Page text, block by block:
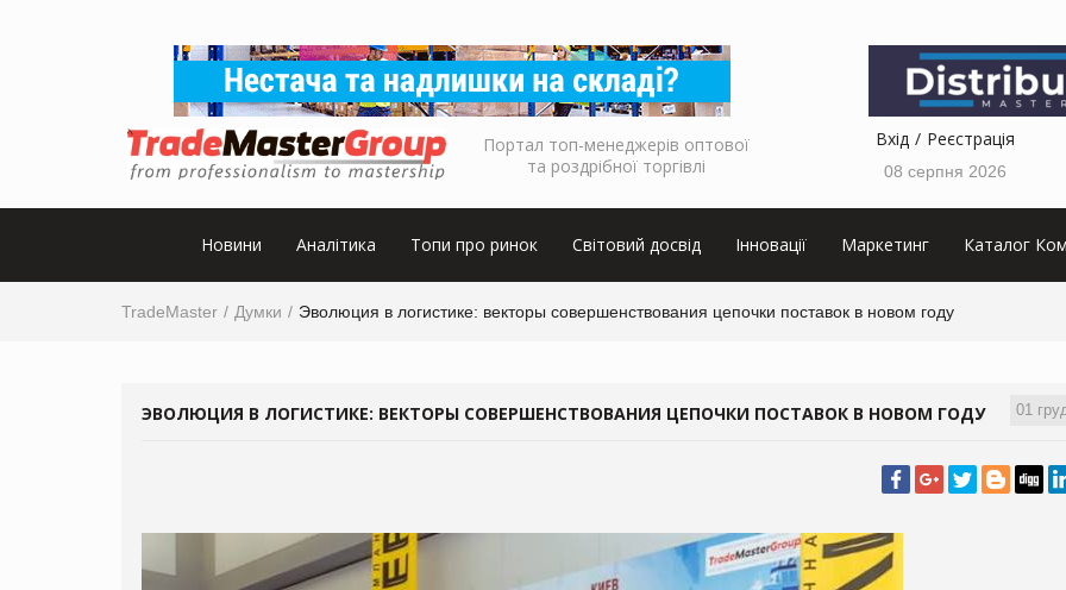
Портал топ-менеджерів оптової
та роздрібної торгівлі
Вхід Реєстрація
08 серпня 2026
Новини Аналітика Топи про ринок Світовий досвід Інновації Маркетинг Каталог
TradeMaster Думки Эволюция в логистике: векторы совершенствования цепочки поставок в новом году
01
ЭВОЛЮЦИЯ В ЛОГИСТИКЕ: ВЕКТОРЫ СОВЕРШЕНСТВОВАНИЯ ЦЕПОЧКИ ПОСТАВОК В НОВОМ ГОДУ